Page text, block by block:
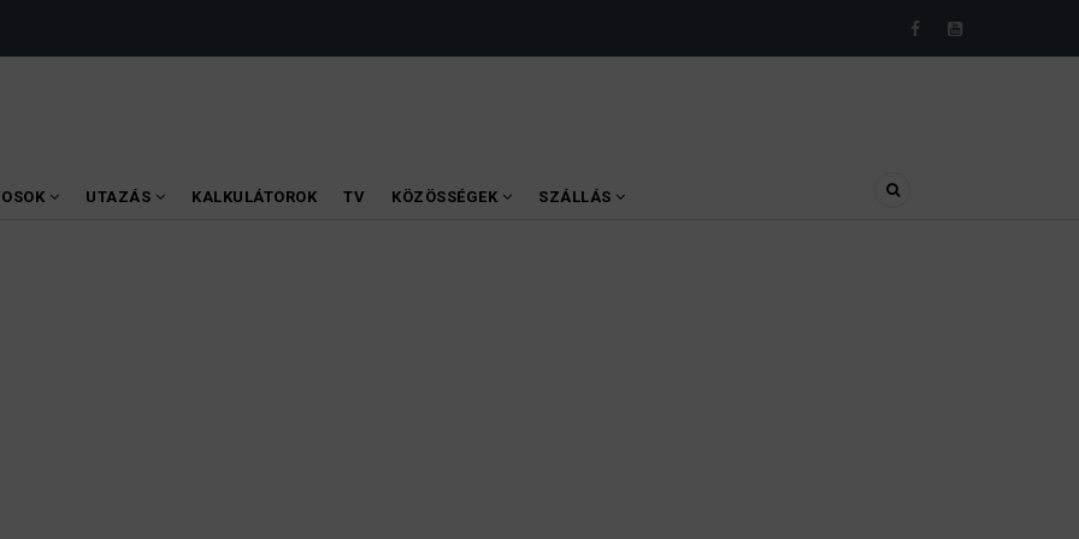
UTAZÁS KALKULÁTOROK TV KÖZÖSSÉGEK SZÁLLÁS